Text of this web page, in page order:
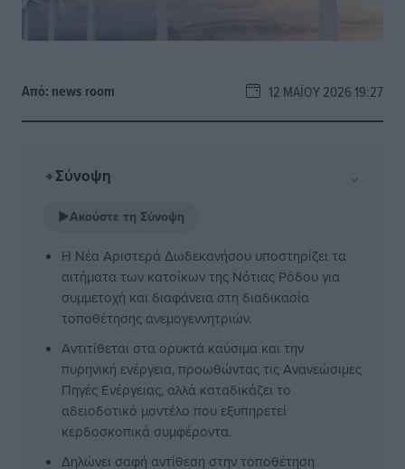
Από: news room 12 ΜΑΪ́ΟΥ 2026 19:27
✦Σύνοψη ⌄
▶Ακούστε τη Σύνοψη
Η Νέα Αριστερά Δωδεκανήσου υποστηρίζει τα
αιτήματα των κατοίκων της Νότιας Ρόδου για
συμμετοχή και διαφάνεια στη διαδικασία
τοποθέτησης ανεμογεννητριών.
Αντιτίθεται στα ορυκτά καύσιμα και την
πυρηνική ενέργεια, προωθώντας τις Ανανεώσιμες
Πηγές Ενέργειας, αλλά καταδικάζει το
αδειοδοτικό μοντέλο που εξυπηρετεί
κερδοσκοπικά συμφέροντα.
Δηλώνει σαφή αντίθεση στην τοποθέτηση